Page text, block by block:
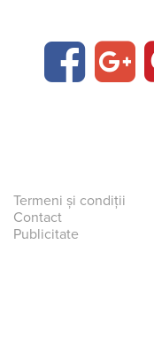
Termeni și condiții
Contact
Publicitate